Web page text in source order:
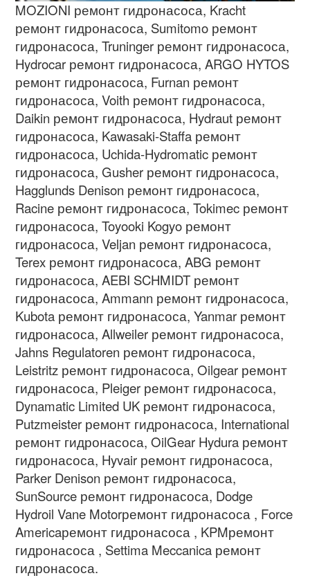
MOZIONI ремонт гидронасоса, Kracht
ремонт гидронасоса, Sumitomo ремонт
гидронасоса, Truninger ремонт гидронасоса,
Hydrocar ремонт гидронасоса, ARGO HYTOS
ремонт гидронасоса, Furnan ремонт
гидронасоса, Voith ремонт гидронасоса,
Daikin ремонт гидронасоса, Hydraut ремонт
гидронасоса, Kawasaki-Staffa ремонт
гидронасоса, Uchida-Hydromatic ремонт
гидронасоса, Gusher ремонт гидронасоса,
Hagglunds Denison ремонт гидронасоса,
Racine ремонт гидронасоса, Tokimec ремонт
гидронасоса, Toyooki Kogyo ремонт
гидронасоса, Veljan ремонт гидронасоса,
Terex ремонт гидронасоса, ABG ремонт
гидронасоса, AEBI SCHMIDT ремонт
гидронасоса, Ammann ремонт гидронасоса,
Kubota ремонт гидронасоса, Yanmar ремонт
гидронасоса, Allweiler ремонт гидронасоса,
Jahns Regulatoren ремонт гидронасоса,
Leistritz ремонт гидронасоса, Oilgear ремонт
гидронасоса, Pleiger ремонт гидронасоса,
Dynamatic Limited UK ремонт гидронасоса,
Putzmeister ремонт гидронасоса, International
ремонт гидронасоса, OilGear Hydura ремонт
гидронасоса, Hyvair ремонт гидронасоса,
Parker Denison ремонт гидронасоса,
SunSource ремонт гидронасоса, Dodge
Hydroil Vane Motorремонт гидронасоса , Force
Americaремонт гидронасоса , KPMремонт
гидронасоса , Settima Meccanica ремонт
гидронасоса.